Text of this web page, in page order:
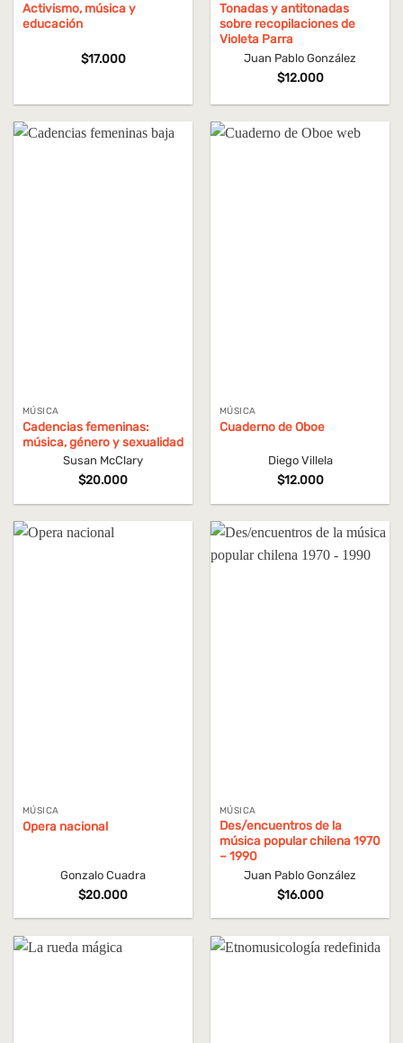
Activismo, música y
educación
$17.000
Tonadas y antitonadas
sobre recopilaciones de
Violeta Parra
Juan Pablo González
$12.000
MÚSICA
Cadencias femeninas:
música, género y sexualidad
Susan McClary
$20.000
MÚSICA
Cuaderno de Oboe
Diego Villela
$12.000
MÚSICA
Opera nacional
Gonzalo Cuadra
$20.000
MÚSICA
Des/encuentros de la
música popular chilena 1970
– 1990
Juan Pablo González
$16.000